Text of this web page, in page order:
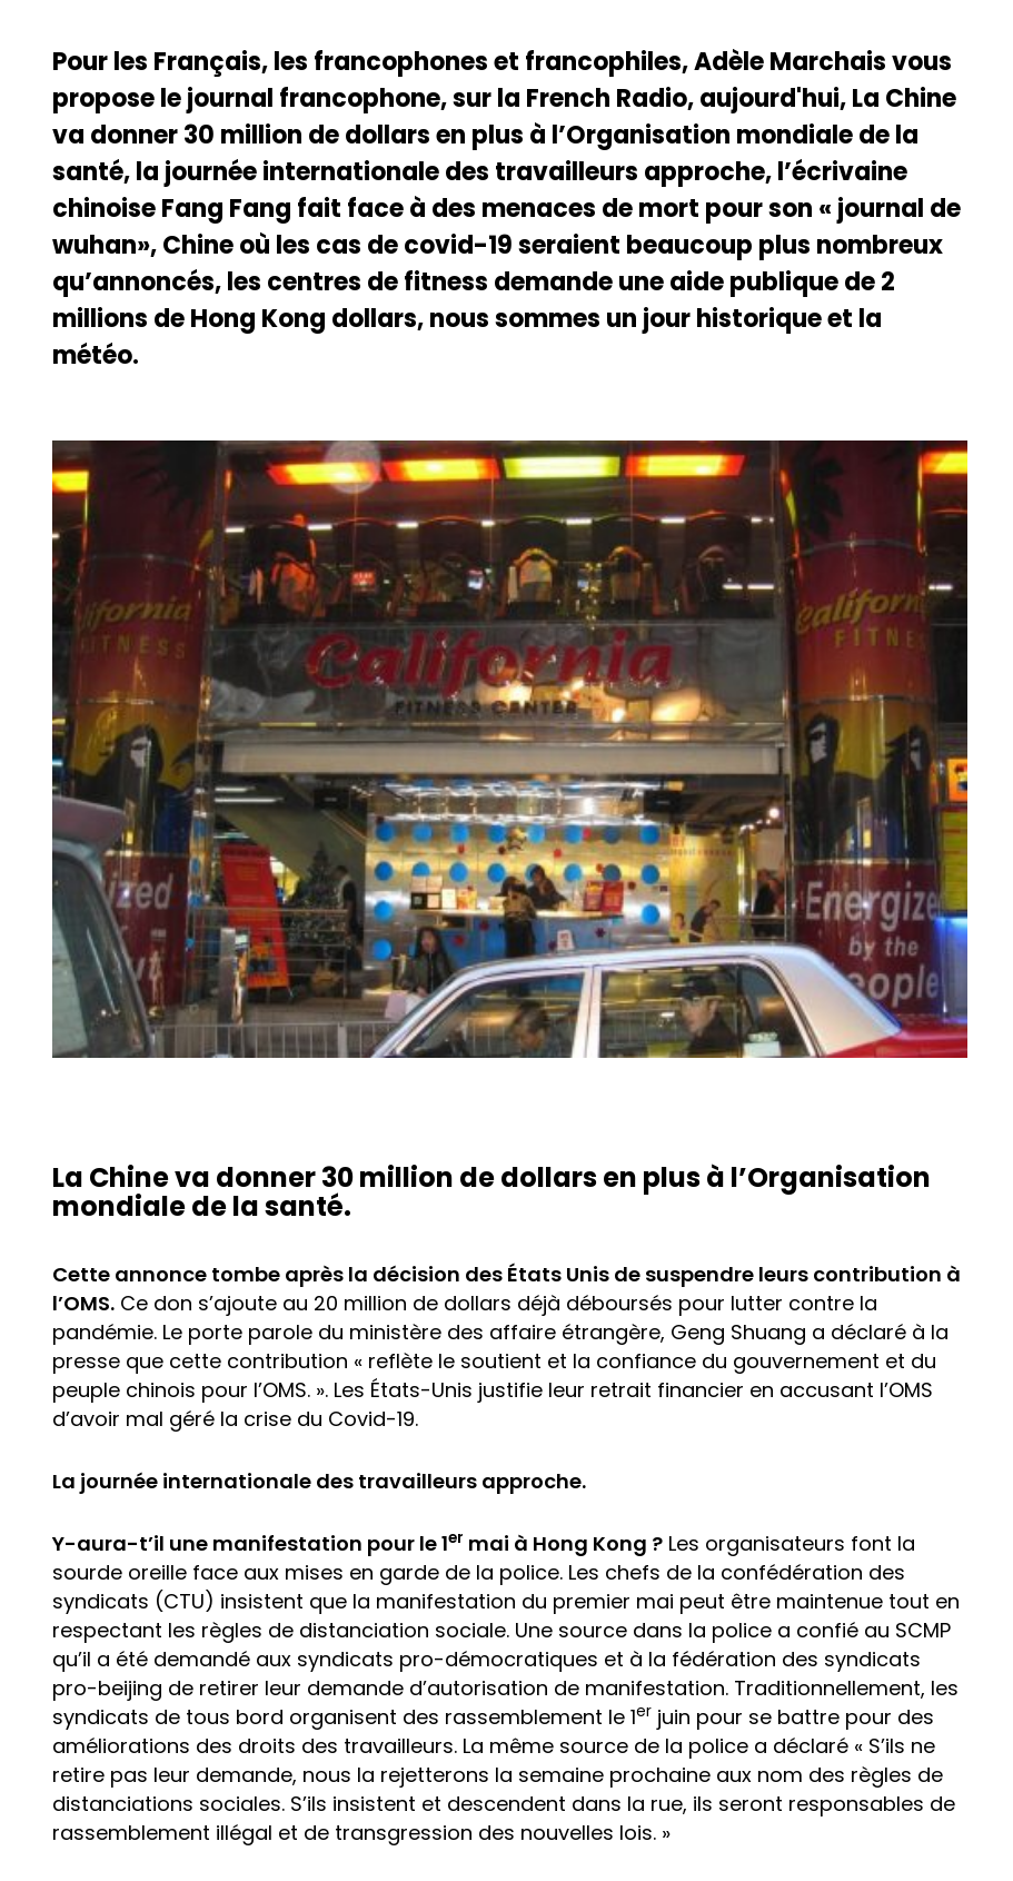
Pour les Français, les francophones et francophiles, Adèle Marchais vous
propose le journal francophone, sur la French Radio, aujourd'hui, La Chine
va donner 30 million de dollars en plus à l’Organisation mondiale de la
santé, la journée internationale des travailleurs approche, l’écrivaine
chinoise Fang Fang fait face à des menaces de mort pour son « journal de
wuhan», Chine où les cas de covid-19 seraient beaucoup plus nombreux
qu’annoncés, les centres de fitness demande une aide publique de 2
millions de Hong Kong dollars, nous sommes un jour historique et la
météo.
La Chine va donner 30 million de dollars en plus à l’Organisation
mondiale de la santé.
Cette annonce tombe après la décision des États Unis de suspendre leurs contribution à
l’OMS. Ce don s’ajoute au 20 million de dollars déjà déboursés pour lutter contre la
pandémie. Le porte parole du ministère des affaire étrangère, Geng Shuang a déclaré à la
presse que cette contribution « reflète le soutient et la confiance du gouvernement et du
peuple chinois pour l’OMS. ». Les États-Unis justifie leur retrait financier en accusant l’OMS
d’avoir mal géré la crise du Covid-19.
La journée internationale des travailleurs approche.
Y-aura-t’il une manifestation pour le 1er mai à Hong Kong ? Les organisateurs font la
sourde oreille face aux mises en garde de la police. Les chefs de la confédération des
syndicats (CTU) insistent que la manifestation du premier mai peut être maintenue tout en
respectant les règles de distanciation sociale. Une source dans la police a confié au SCMP
qu’il a été demandé aux syndicats pro-démocratiques et à la fédération des syndicats
pro-beijing de retirer leur demande d’autorisation de manifestation. Traditionnellement, les
syndicats de tous bord organisent des rassemblement le 1er juin pour se battre pour des
améliorations des droits des travailleurs. La même source de la police a déclaré « S’ils ne
retire pas leur demande, nous la rejetterons la semaine prochaine aux nom des règles de
distanciations sociales. S’ils insistent et descendent dans la rue, ils seront responsables de
rassemblement illégal et de transgression des nouvelles lois. »